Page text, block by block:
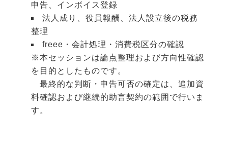
申告、インボイス登録
法人成り、役員報酬、法人設立後の税務
整理
freee・会計処理・消費税区分の確認
※本セッションは論点整理および方向性確認
を目的としたものです。
最終的な判断・申告可否の確定は、追加資
料確認および継続的助言契約の範囲で行いま
す。